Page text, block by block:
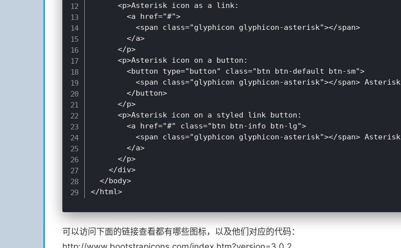
      <p>Asterisk icon as a link:
        <a href="#">
          <span class="glyphicon glyphicon-asterisk"></span>
        </a>
      </p>
      <p>Asterisk icon on a button:
        <button type="button" class="btn btn-default btn-sm">
          <span class="glyphicon glyphicon-asterisk"></span> Asterisk
        </button>
      </p>
      <p>Asterisk icon on a styled link button:
        <a href="#" class="btn btn-info btn-lg">
          <span class="glyphicon glyphicon-asterisk"></span> Asterisk
        </a>
      </p>
    </div>
  </body>
可以访问下面的链接查看都有哪些图标，以及他们对应的代码：